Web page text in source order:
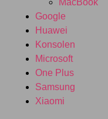
MacBook
Google
Huawei
Konsolen
Microsoft
One Plus
Samsung
Xiaomi